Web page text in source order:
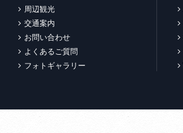
周辺観光
交通案内
お問い合わせ
よくあるご質問
フォトギャラリー